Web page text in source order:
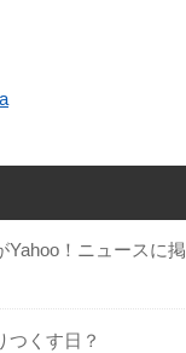
Yahoo！ニュースに掲
つくす日？